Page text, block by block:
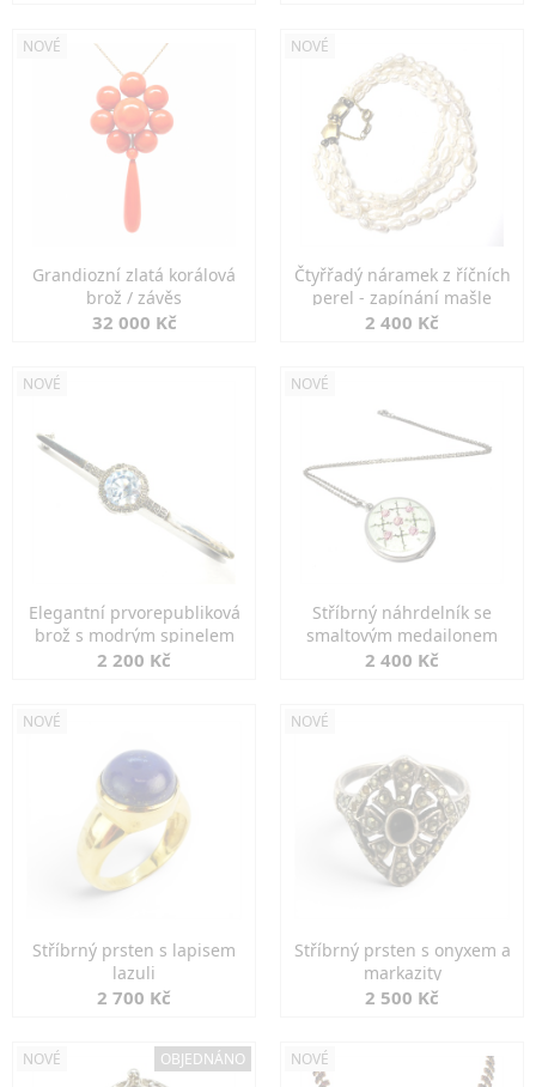
NOVÉ
Grandiozní zlatá korálová
brož / závěs
32 000 Kč
NOVÉ
Čtyřřadý náramek z říčních
perel - zapínání mašle
2 400 Kč
NOVÉ
Elegantní prvorepubliková
brož s modrým spinelem
2 200 Kč
NOVÉ
Stříbrný náhrdelník se
smaltovým medailonem
2 400 Kč
NOVÉ
Stříbrný prsten s lapisem
lazuli
2 700 Kč
NOVÉ
Stříbrný prsten s onyxem a
markazity
2 500 Kč
NOVÉ OBJEDNÁNO NOVÉ